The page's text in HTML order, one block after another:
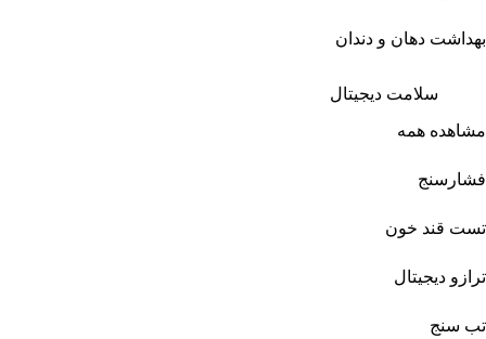
بهداشت دهان و دندان
سلامت دیجیتال
مشاهده همه
فشارسنج
تست قند خون
ترازو دیجیتال
تب سنج